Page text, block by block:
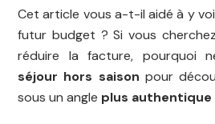
Cet article vous a-t-il aidé à y
futur budget ? Si vous
réduire la facture, pourquoi
séjour hors saison pour
sous un angle plus